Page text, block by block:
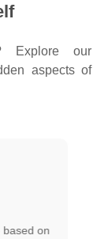
Explore our
aspects of
based on